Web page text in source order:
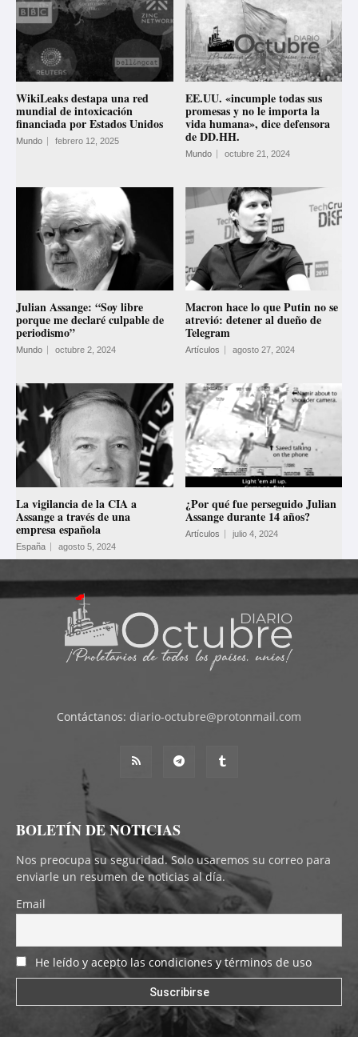
WikiLeaks destapa una red
mundial de intoxicación
financiada por Estados Unidos
Mundo febrero 12, 2025
EE.UU. «incumple todas sus
promesas y no le importa la
vida humana», dice defensora
de DD.HH.
Mundo octubre 21, 2024
Julian Assange: “Soy libre
porque me declaré culpable de
periodismo”
Mundo octubre 2, 2024
Macron hace lo que Putin no se
atrevió: detener al dueño de
Telegram
Artículos agosto 27, 2024
La vigilancia de la CIA a
Assange a través de una
empresa española
España agosto 5, 2024
¿Por qué fue perseguido Julian
Assange durante 14 años?
Artículos julio 4, 2024
Contáctanos: diario-octubre@protonmail.com
BOLETÍN DE NOTICIAS
Nos preocupa su seguridad. Solo usaremos su correo para
enviarle un resumen de noticias al día.
Email
He leído y acepto las condiciones y términos de uso